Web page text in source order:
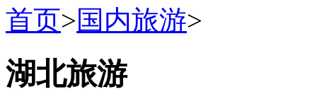
首页>国内旅游>
湖北旅游